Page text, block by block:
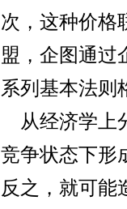
次，这种价格
盟，企图通过
系列基本法则
从经济学上
竞争状态下形
反之，就可能